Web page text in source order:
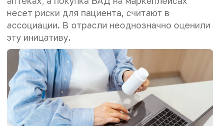
несет риски для пациента, считают в
ассоциации. В отрасли неоднозначно оценили
эту иницативу.